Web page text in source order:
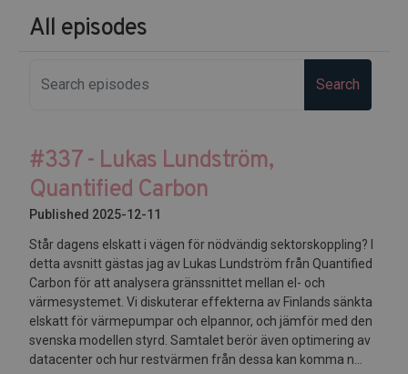
All episodes
Search
#337 - Lukas Lundström,
Quantified Carbon
Published 2025-12-11
Står dagens elskatt i vägen för nödvändig sektorskoppling? I
detta avsnitt gästas jag av Lukas Lundström från Quantified
Carbon för att analysera gränssnittet mellan el- och
värmesystemet. Vi diskuterar effekterna av Finlands sänkta
elskatt för värmepumpar och elpannor, och jämför med den
svenska modellen styrd. Samtalet berör även optimering av
datacenter och hur restvärmen från dessa kan komma n...